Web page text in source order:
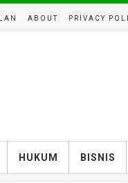
ABOUT PRIVACY
HUKUM BISNIS